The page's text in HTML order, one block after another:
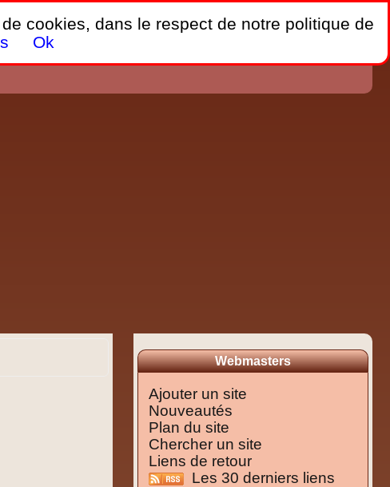
Webmasters
Ajouter un site
Nouveautés
Plan du site
Chercher un site
Liens de retour
Les 30 derniers liens
cookies, dans le respect de notre politique de
Ok